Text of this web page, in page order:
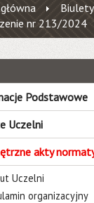
nr 213/2024
Podstawowe
Uczelni
akty
Uczelni
organizacyjny